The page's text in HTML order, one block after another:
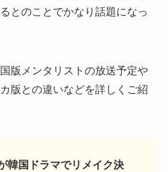
とのことでかなり話題になっ
版メンタリストの放送予定や
版との違いなどを詳しくご紹
韓国ドラマでリメイク決